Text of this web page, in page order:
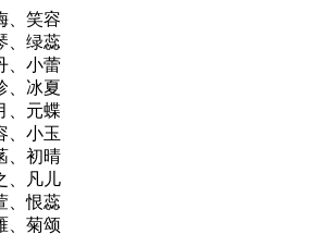
、笑容
、绿蕊
、小蕾
、冰夏
、元蝶
、小玉
、初晴
、凡儿
、恨蕊
、菊颂